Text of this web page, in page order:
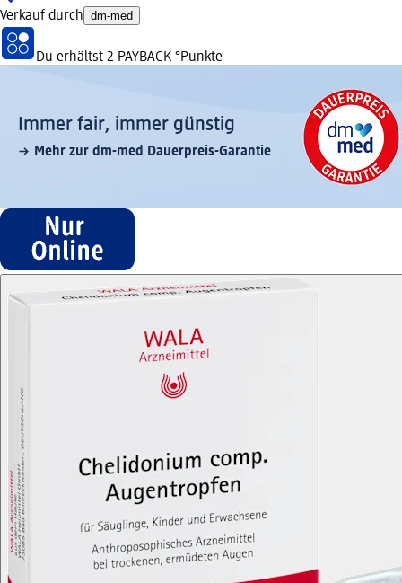
Verkauf durch dm-med
Du erhältst 2 PAYBACK °Punkte
Immer fair,­ immer günstig
Mehr zur dm-med Dauerpreis-Garantie